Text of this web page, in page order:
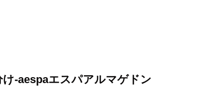
-aespaエスパアルマゲドン